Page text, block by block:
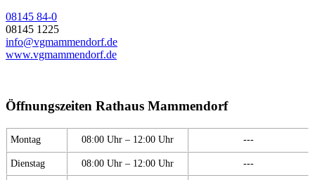
08145 84-0
08145 1225
info@vgmammendorf.de
www.vgmammendorf.de
Öffnungszeiten Rathaus Mammendorf
Montag 08:00 Uhr – 12:00 Uhr ---
Dienstag 08:00 Uhr – 12:00 Uhr ---